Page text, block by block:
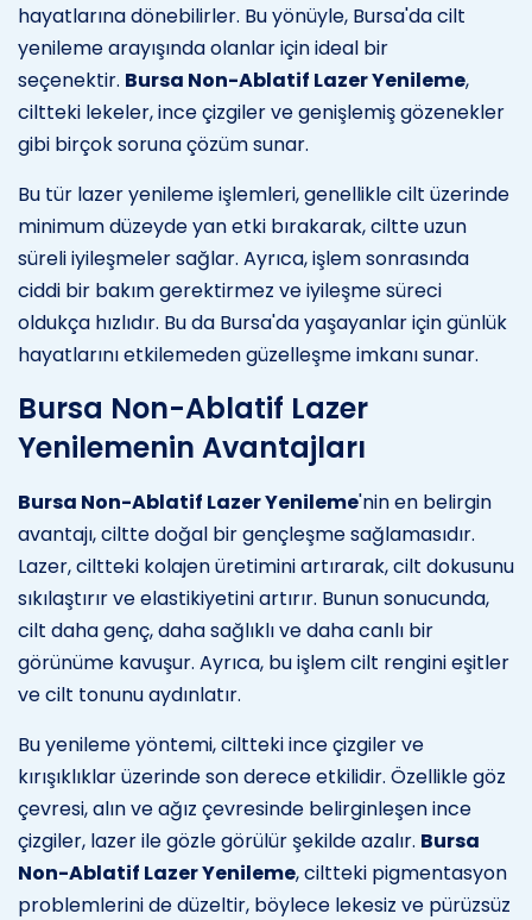
hayatlarına dönebilirler. Bu yönüyle, Bursa'da cilt
yenileme arayışında olanlar için ideal bir
seçenektir. Bursa Non-Ablatif Lazer Yenileme,
ciltteki lekeler, ince çizgiler ve genişlemiş gözenekler
gibi birçok soruna çözüm sunar.
Bu tür lazer yenileme işlemleri, genellikle cilt üzerinde
minimum düzeyde yan etki bırakarak, ciltte uzun
süreli iyileşmeler sağlar. Ayrıca, işlem sonrasında
ciddi bir bakım gerektirmez ve iyileşme süreci
oldukça hızlıdır. Bu da Bursa'da yaşayanlar için günlük
hayatlarını etkilemeden güzelleşme imkanı sunar.
Bursa Non-Ablatif Lazer
Yenilemenin Avantajları
Bursa Non-Ablatif Lazer Yenileme'nin en belirgin
avantajı, ciltte doğal bir gençleşme sağlamasıdır.
Lazer, ciltteki kolajen üretimini artırarak, cilt dokusunu
sıkılaştırır ve elastikiyetini artırır. Bunun sonucunda,
cilt daha genç, daha sağlıklı ve daha canlı bir
görünüme kavuşur. Ayrıca, bu işlem cilt rengini eşitler
ve cilt tonunu aydınlatır.
Bu yenileme yöntemi, ciltteki ince çizgiler ve
kırışıklıklar üzerinde son derece etkilidir. Özellikle göz
çevresi, alın ve ağız çevresinde belirginleşen ince
çizgiler, lazer ile gözle görülür şekilde azalır. Bursa
Non-Ablatif Lazer Yenileme, ciltteki pigmentasyon
problemlerini de düzeltir, böylece lekesiz ve pürüzsüz